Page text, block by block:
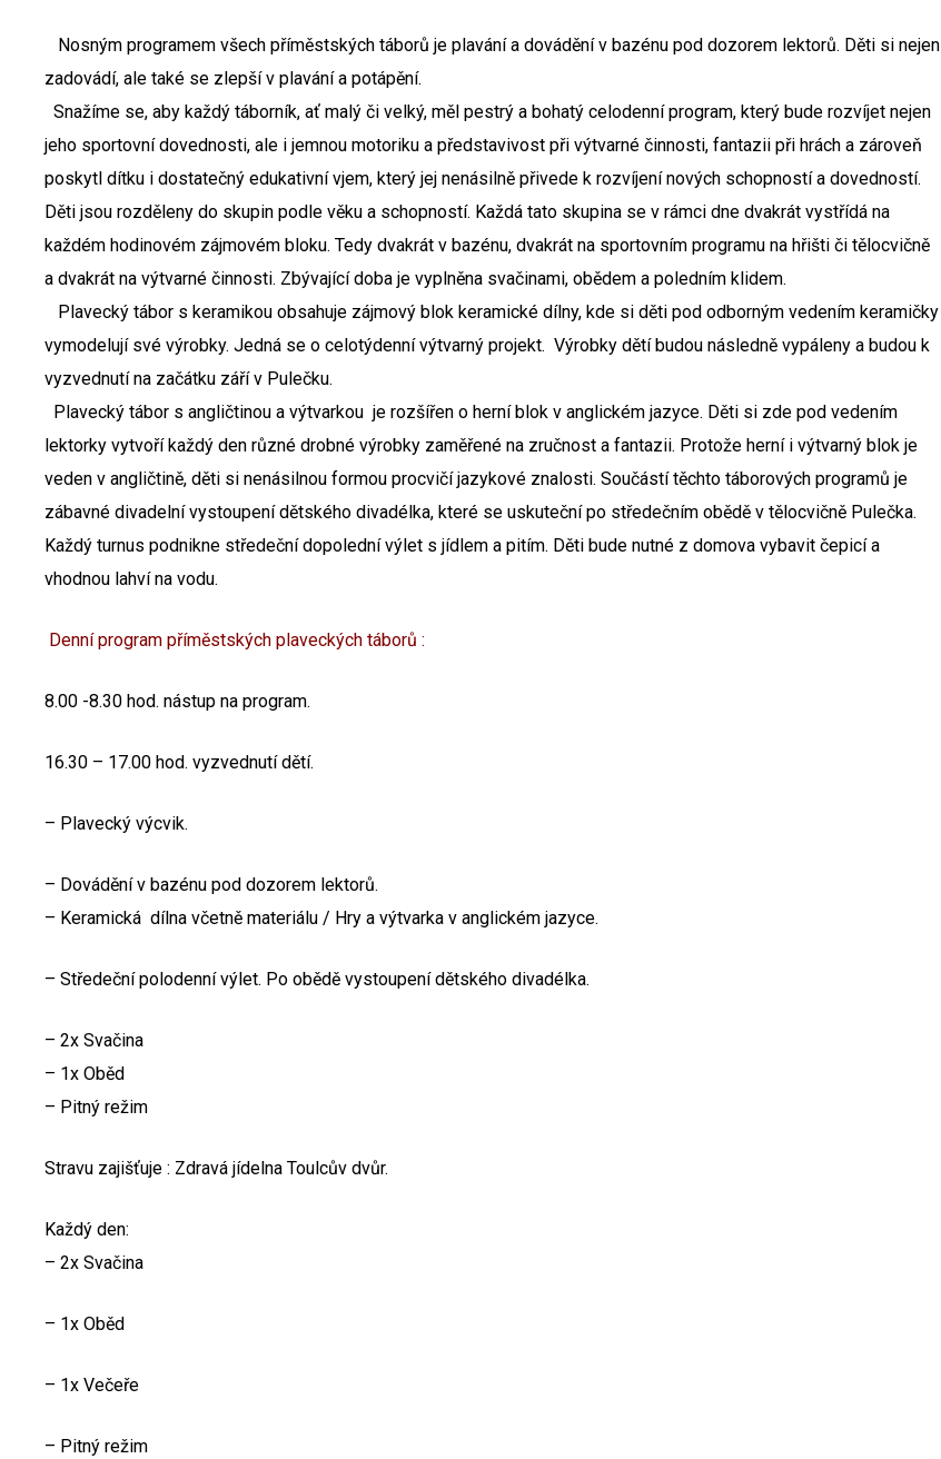
Nosným programem všech příměstských táborů je plavání a dovádění v bazénu pod dozorem lektorů. Děti si nejen
zadovádí, ale také se zlepší v plavání a potápění.
Snažíme se, aby každý táborník, ať malý či velký, měl pestrý a bohatý celodenní program, který bude rozvíjet nejen
jeho sportovní dovednosti, ale i jemnou motoriku a představivost při výtvarné činnosti, fantazii při hrách a zároveň
poskytl dítku i dostatečný edukativní vjem, který jej nenásilně přivede k rozvíjení nových schopností a dovedností.
Děti jsou rozděleny do skupin podle věku a schopností. Každá tato skupina se v rámci dne dvakrát vystřídá na
každém hodinovém zájmovém bloku. Tedy dvakrát v bazénu, dvakrát na sportovním programu na hřišti či tělocvičně
a dvakrát na výtvarné činnosti. Zbývající doba je vyplněna svačinami, obědem a poledním klidem.
Plavecký tábor s keramikou obsahuje zájmový blok keramické dílny, kde si děti pod odborným vedením keramičky
vymodelují své výrobky. Jedná se o celotýdenní výtvarný projekt. Výrobky dětí budou následně vypáleny a budou k
vyzvednutí na začátku září v Pulečku.
Plavecký tábor s angličtinou a výtvarkou je rozšířen o herní blok v anglickém jazyce. Děti si zde pod vedením
lektorky vytvoří každý den různé drobné výrobky zaměřené na zručnost a fantazii. Protože herní i výtvarný blok je
veden v angličtině, děti si nenásilnou formou procvičí jazykové znalosti. Součástí těchto táborových programů je
zábavné divadelní vystoupení dětského divadélka, které se uskuteční po středečním obědě v tělocvičně Pulečka.
Každý turnus podnikne středeční dopolední výlet s jídlem a pitím. Děti bude nutné z domova vybavit čepicí a
vhodnou lahví na vodu.
Denní program příměstských plaveckých táborů :
8.00 -8.30 hod. nástup na program.
16.30 – 17.00 hod. vyzvednutí dětí.
– Plavecký výcvik.
– Dovádění v bazénu pod dozorem lektorů.
– Keramická dílna včetně materiálu / Hry a výtvarka v anglickém jazyce.
– Středeční polodenní výlet. Po obědě vystoupení dětského divadélka.
– 2x Svačina
– 1x Oběd
– Pitný režim
Stravu zajišťuje : Zdravá jídelna Toulcův dvůr.
Každý den:
– 2x Svačina
– 1x Oběd
– 1x Večeře
– Pitný režim